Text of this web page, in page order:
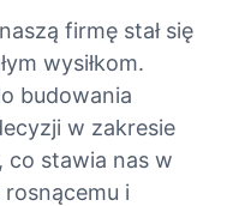
firmę stał się
wysiłkom.
budowania
w zakresie
stawia nas w
i